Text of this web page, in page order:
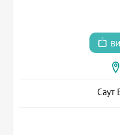
Саут